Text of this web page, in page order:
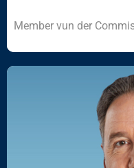
Member vun der